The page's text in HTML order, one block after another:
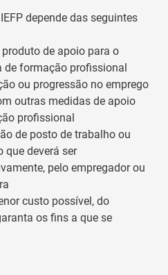
depende das seguintes
de apoio para o
de formação profissional
ou progressão no emprego
outras medidas de apoio
profissional
de posto de trabalho ou
deverá ser
pelo empregador ou
custo possível, do
os fins a que se